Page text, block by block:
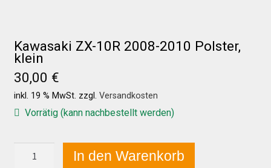
Kontakt
News
News
Test Startseite
Kawasaki ZX-10R 2008-2010 Polster,
klein
30,00 €
inkl. 19 % MwSt. zzgl. Versandkosten
Vorrätig (kann nachbestellt werden)
In den Warenkorb